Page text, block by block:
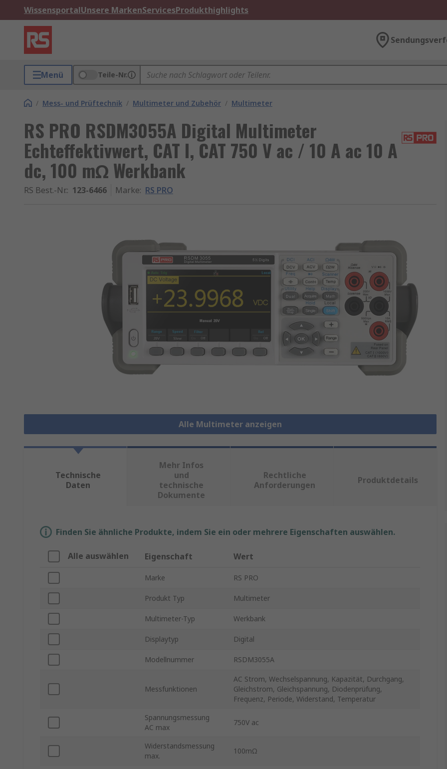
WissensportalUnsere MarkenServicesProdukthighlights
Menü Teile-Nr.
/ Mess- und Prüftechnik / Multimeter und Zubehör / Multimeter
RS PRO RSDM3055A Digital Multimeter
Echteffektivwert, CAT I, CAT 750 V ac / 10 A ac 10 A
dc, 100 mΩ Werkbank
RS Best.-Nr.: 123-6466 Marke: RS PRO
Alle Multimeter anzeigen
Technische
Daten
Mehr Infos
und
technische
Dokumente
Rechtliche
Anforderungen
Produktdetails
Finden Sie ähnliche Produkte, indem Sie ein oder mehrere Eigenschaften auswählen.
Alle auswählen Eigenschaft Wert
Marke RS PRO
Produkt Typ Multimeter
Multimeter-Typ Werkbank
Displaytyp Digital
Modellnummer RSDM3055A
Messfunktionen
AC Strom, Wechselspannung, Kapazität, Durchgang,
Gleichstrom, Gleichspannung, Diodenprüfung,
Frequenz, Periode, Widerstand, Temperatur
Spannungsmessung
AC max
750V ac
Widerstandsmessung
max.
100mΩ